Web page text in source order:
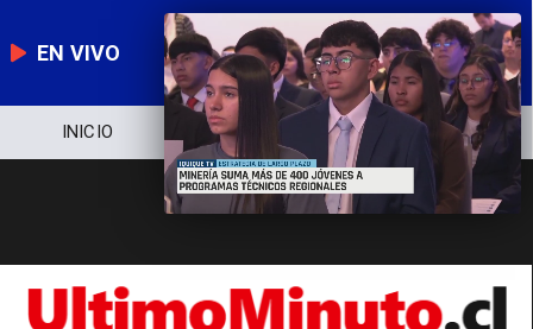
EN VIVO
INICIO NOTICIERO POLÍTICA